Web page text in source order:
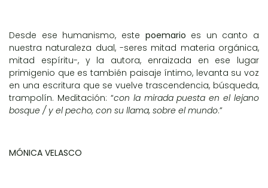
Desde ese humanismo, este poemario es un canto a
nuestra naturaleza dual, -seres mitad materia orgánica,
mitad espíritu-, y la autora, enraizada en ese lugar
primigenio que es también paisaje íntimo, levanta su voz
en una escritura que se vuelve trascendencia, búsqueda,
trampolín. Meditación: “con la mirada puesta en el lejano
bosque / y el pecho, con su llama, sobre el mundo.”
MÓNICA VELASCO